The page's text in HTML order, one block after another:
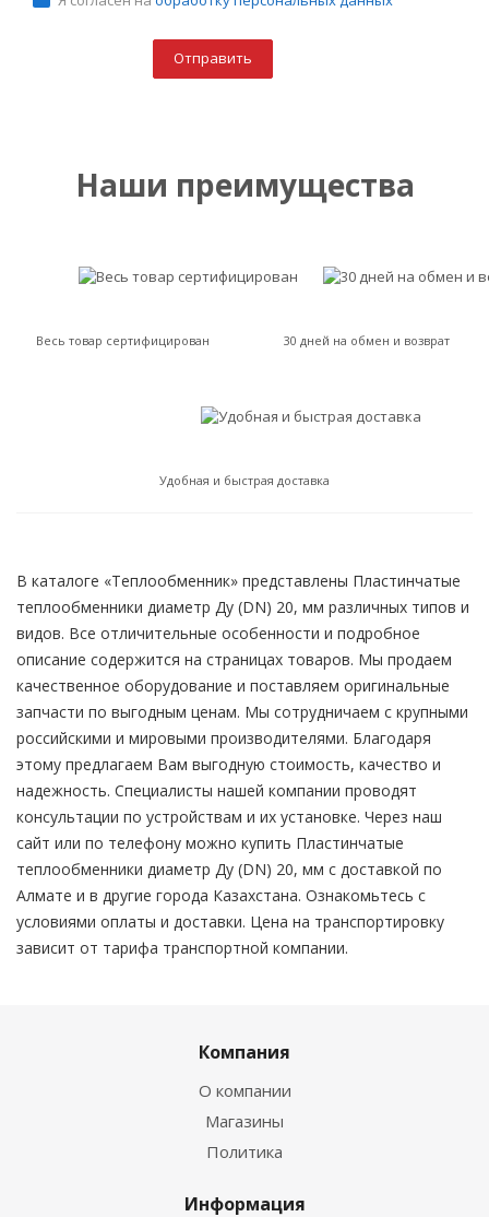
Наши преимущества
Весь товар сертифицирован 30 дней на обмен и возврат
Удобная и быстрая доставка
В каталоге «Теплообменник» представлены Пластинчатые
теплообменники диаметр Ду (DN) 20, мм различных типов и
видов. Все отличительные особенности и подробное
описание содержится на страницах товаров. Мы продаем
качественное оборудование и поставляем оригинальные
запчасти по выгодным ценам. Мы сотрудничаем с крупными
российскими и мировыми производителями. Благодаря
этому предлагаем Вам выгодную стоимость, качество и
надежность. Специалисты нашей компании проводят
консультации по устройствам и их установке. Через наш
сайт или по телефону можно купить Пластинчатые
теплообменники диаметр Ду (DN) 20, мм с доставкой по
Алмате и в другие города Казахстана. Ознакомьтесь с
условиями оплаты и доставки. Цена на транспортировку
зависит от тарифа транспортной компании.
Компания
О компании
Магазины
Политика
Информация